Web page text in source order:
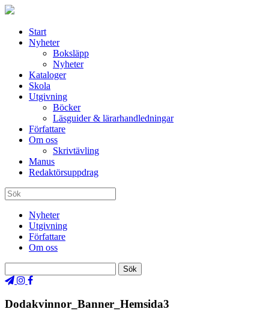
Start
Nyheter
Boksläpp
Nyheter
Kataloger
Skola
Utgivning
Böcker
Läsguider & lärarhandledningar
Författare
Om oss
Skrivtävling
Manus
Redaktörsuppdrag
Nyheter
Utgivning
Författare
Om oss
Dodakvinnor_Banner_Hemsida3